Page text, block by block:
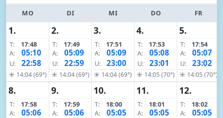
MO DI MI DO FR
1.
T:
17:48
A:
05:10
U: 22:58
☀ 14:04 (69°)
2.
T:
17:49
A:
05:09
U: 22:59
☀ 14:04 (69°)
3.
T:
17:51
A:
05:09
U: 23:00
☀ 14:04 (69°)
4.
T:
17:53
A:
05:08
U: 23:01
☀ 14:05 (70°)
5.
T:
17:54
A:
05:07
U: 23:02
☀ 14:05 (70°)
8.
T:
17:58
A:
05:06
9.
T:
17:59
A:
05:06
10.
T:
18:00
A:
05:05
11.
T:
18:01
A:
05:05
12.
T:
18:02
A:
05:05